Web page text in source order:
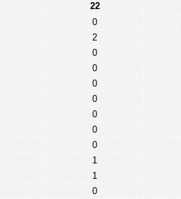
22
0
2
0
0
0
0
0
0
0
1
1
0